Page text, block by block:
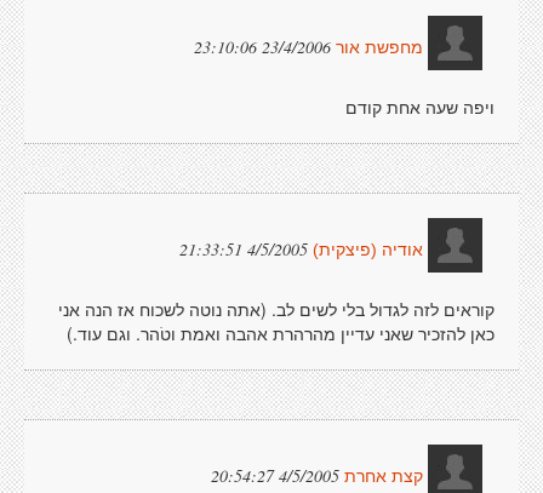
מחפשת אור 23/4/2006 23:10:06
ויפה שעה אחת קודם
אודיה (פיצקית) 4/5/2005 21:33:51
קוראים לזה לגדול בלי לשים לב. (אתה נוטה לשכוח אז הנה אני
כאן להזכיר שאני עדיין מהרהרת אהבה ואמת וטֹהר. וגם עוד.)
קצת אחרת 4/5/2005 20:54:27